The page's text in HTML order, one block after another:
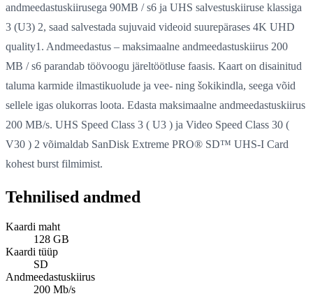
andmeedastuskiirusega 90MB / s6 ja UHS salvestuskiiruse klassiga
3 (U3) 2, saad salvestada sujuvaid videoid suurepärases 4K UHD
quality1. Andmeedastus – maksimaalne andmeedastuskiirus 200
MB / s6 parandab töövoogu järeltöötluse faasis. Kaart on disainitud
taluma karmide ilmastikuolude ja vee- ning šokikindla, seega võid
sellele igas olukorras loota. Edasta maksimaalne andmeedastuskiirus
200 MB/s. UHS Speed Class 3 ( U3 ) ja Video Speed Class 30 (
V30 ) 2 võimaldab SanDisk Extreme PRO® SD™ UHS-I Card
kohest burst filmimist.
Tehnilised andmed
Kaardi maht
128 GB
Kaardi tüüp
SD
Andmeedastuskiirus
200 Mb/s